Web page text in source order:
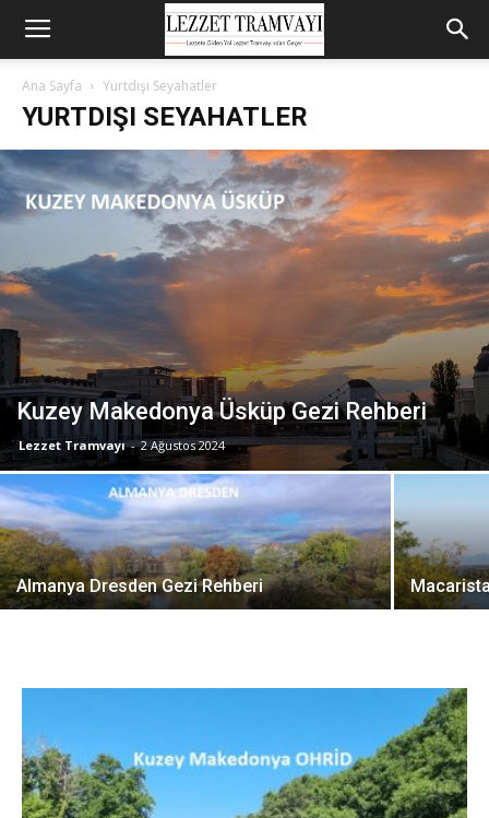
Ana Sayfa Yurtdışı Seyahatler
YURTDIŞI SEYAHATLER
Kuzey Makedonya Üsküp Gezi Rehberi
Lezzet Tramvayı - 2 Ağustos 2024
Almanya Dresden Gezi Rehberi